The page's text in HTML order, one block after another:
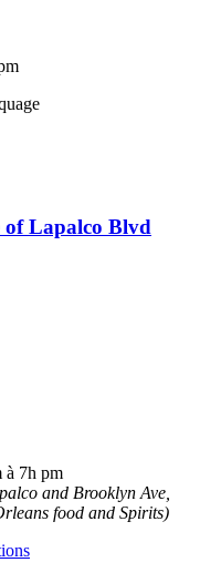
Lapalco Blvd
à 7h pm
and Brooklyn Ave,
food and Spirits)